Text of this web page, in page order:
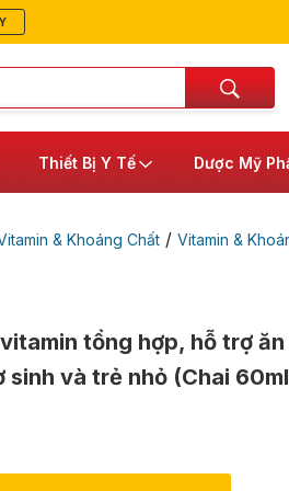
Thiết Bị Y Tế Dược Mỹ
& Khoáng Chất/ Vitamin &
tổng hợp, hỗ trợ
và trẻ nhỏ (Chai